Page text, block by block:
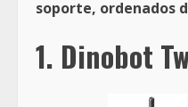
soporte, ordenados
1. Dinobot